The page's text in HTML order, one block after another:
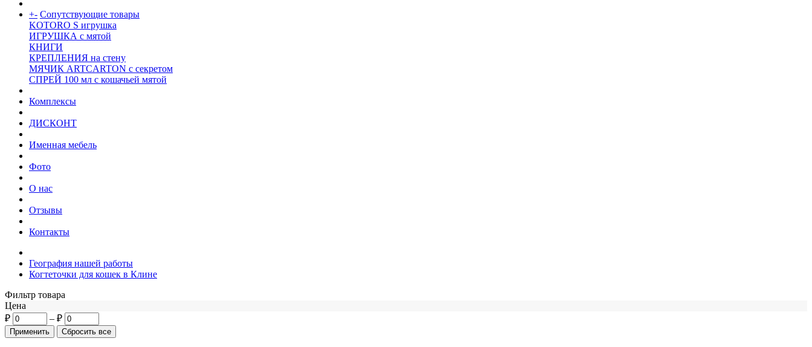
+- Сопутствующие товары
KOTORO S игрушка
ИГРУШКА с мятой
КНИГИ
КРЕПЛЕНИЯ на стену
МЯЧИК ARTCARTON с секретом
СПРЕЙ 100 мл с кошачьей мятой
Комплексы
ДИСКОНТ
Именная мебель
Фото
О нас
Отзывы
Контакты
География нашей работы
Когтеточки для кошек в Клине
Фильтр товара
Цена
₽
– ₽